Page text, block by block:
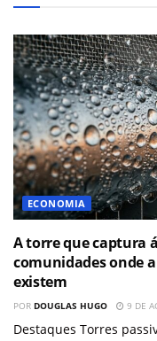
ECONOMIA
A torre que captura
comunidades onde
existem
POR DOUGLAS HUGO 9 DE
Destaques Torres